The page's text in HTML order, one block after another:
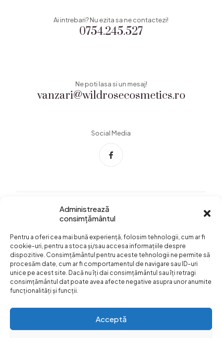
Administrează
consimțământul
Pentru a oferi cea mai bună experiență, folosim tehnologii, cum ar fi
cookie-uri, pentru a stoca și/sau accesa informațiile despre
dispozitive. Consimțământul pentru aceste tehnologii ne permite să
procesăm date, cum ar fi comportamentul de navigare sau ID-uri
unice pe acest site. Dacă nu îți dai consimțământul sau îți retragi
consimțământul dat poate avea afecte negative asupra unor anumite
funcționalități și funcții.
Acceptă
0754.245.527
Ai intrebari? Nu ezita sa ne contactezi!
vanzari@wildrosecosmetics.ro
Ne poti lasa si un mesaj!
Social Media
Termeni si conditii
Confidentialitatea
datelor
Livrare si plata
Formular retur